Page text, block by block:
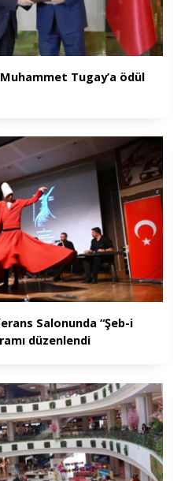
Tugay’a ödül
Salonunda “Şeb-i
düzenlendi